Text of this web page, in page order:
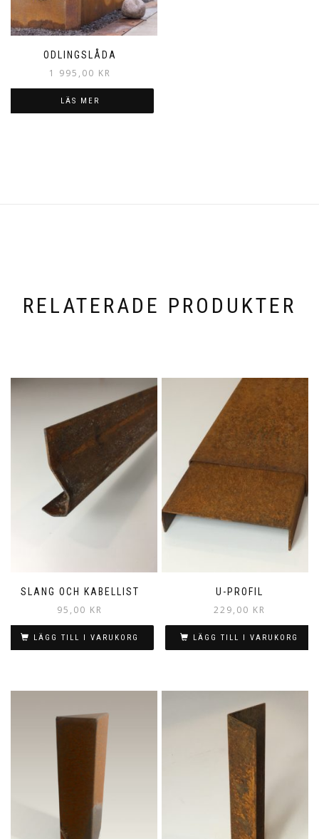
ODLINGSLÅDA
1 995,00 KR
LÄS MER
RELATERADE PRODUKTER
SLANG OCH KABELLIST
95,00 KR
LÄGG TILL I VARUKORG
U-PROFIL
229,00 KR
LÄGG TILL I VARUKORG